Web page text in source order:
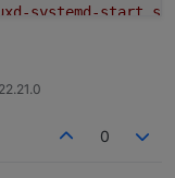
systemd-
systemd-
systemd-
0